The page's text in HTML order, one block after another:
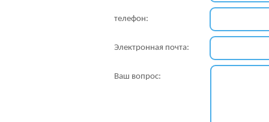
телефон:
Электронная почта:
Ваш вопрос: